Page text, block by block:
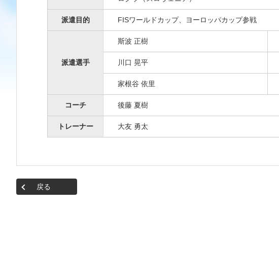
派遣目的 FISワールドカップ、ヨーロッパカップ参戦
派遣選手
斯波 正樹
川口 晃平
家根谷 依里
コーチ 後藤 夏樹
トレーナー 大友 勇太
戻る